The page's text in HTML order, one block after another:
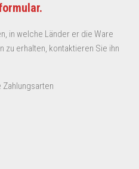
in welche Länder er die Ware
zu erhalten, kontaktieren Sie ihn